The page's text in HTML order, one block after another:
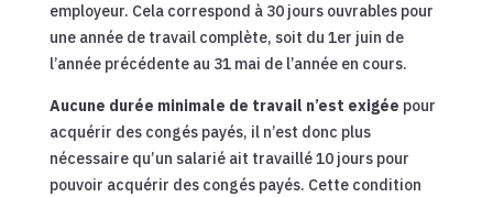
employeur. Cela correspond à 30 jours ouvrables pour
une année de travail complète, soit du 1er juin de
l’année précédente au 31 mai de l’année en cours.
Aucune durée minimale de travail n’est exigée pour
acquérir des congés payés, il n’est donc plus
nécessaire qu’un salarié ait travaillé 10 jours pour
pouvoir acquérir des congés payés. Cette condition